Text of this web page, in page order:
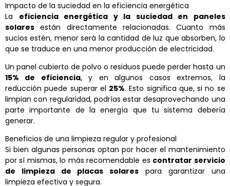
Impacto de la suciedad en la eficiencia energética
La eficiencia energética y la suciedad en paneles
solares están directamente relacionadas. Cuanto más
sucios estén, menor será la cantidad de luz que absorben, lo
que se traduce en una menor producción de electricidad.
Un panel cubierto de polvo o residuos puede perder hasta un
15% de eficiencia, y en algunos casos extremos, la
reducción puede superar el 25%. Esto significa que, si no se
limpian con regularidad, podrías estar desaprovechando una
parte importante de la energía que tu sistema debería
generar.
Beneficios de una limpieza regular y profesional
Si bien algunas personas optan por hacer el mantenimiento
por sí mismas, lo más recomendable es contratar servicio
de limpieza de placas solares para garantizar una
limpieza efectiva y segura.